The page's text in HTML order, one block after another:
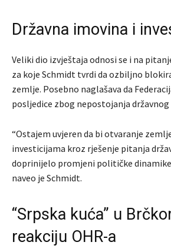
Državna imovina i
Veliki dio izvještaja odnosi se i na
za koje Schmidt tvrdi da ozbiljno
zemlje. Posebno naglašava da
posljedice zbog nepostojanja državnog
“Ostajem uvjeren da bi otvaranje
investicijama kroz rješenje pitanja
doprinijelo promjeni političke
naveo je Schmidt.
“Srpska kuća” u
reakciju OHR-a